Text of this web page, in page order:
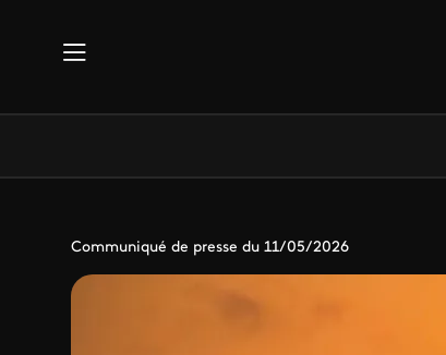
Communiqué de presse du 11/05/2026